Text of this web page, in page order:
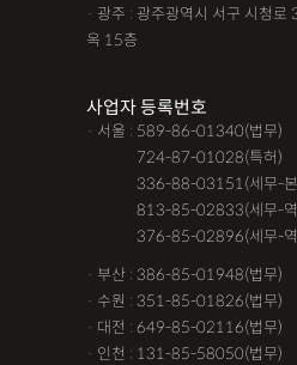
· 광주 : 광주광역시 서구 시청
옥 15층
사업자 등록번호
· 서울 : 589-86-01340(법무)
724-87-01028(특허)
336-88-03151(세무-
813-85-02833(세무-
376-85-02896(세무-
· 부산 : 386-85-01948(법무)
· 수원 : 351-85-01826(법무)
· 대전 : 649-85-02116(법무)
· 인천 : 131-85-58050(법무)